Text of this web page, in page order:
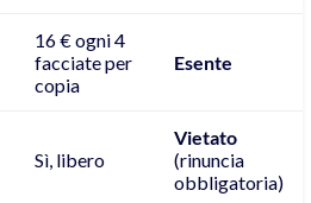
16 € ogni 4
facciate per
copia
Esente
Sì, libero
Vietato
(rinuncia
obbligatoria)